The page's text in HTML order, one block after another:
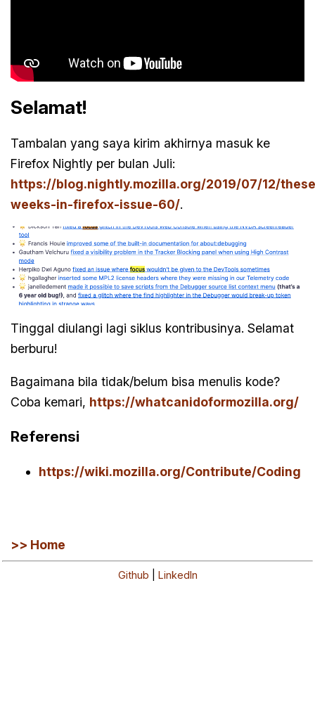
Selamat!
Tambalan yang saya kirim akhirnya masuk ke
Firefox Nightly per bulan Juli:
https://blog.nightly.mozilla.org/2019/07/12/
weeks-in-firefox-issue-60/.
Tinggal diulangi lagi siklus kontribusinya. Selamat
berburu!
Bagaimana bila tidak/belum bisa menulis kode?
Coba kemari, https://whatcanidoformozilla.org/
Referensi
https://wiki.mozilla.org/Contribute/Coding
>> Home
Github LinkedIn